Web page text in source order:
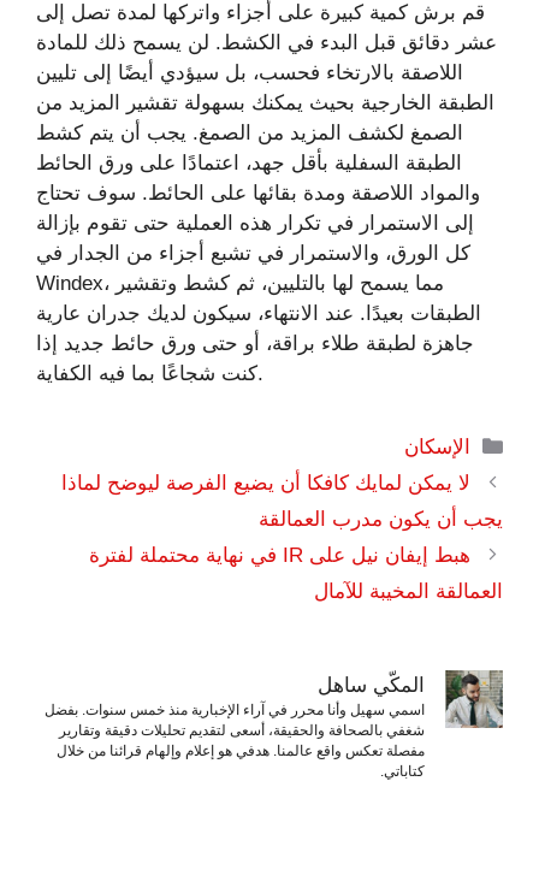
قم برش كمية كبيرة على أجزاء واتركها لمدة تصل إلى
عشر دقائق قبل البدء في الكشط. لن يسمح ذلك للمادة
اللاصقة بالارتخاء فحسب، بل سيؤدي أيضًا إلى تليين
الطبقة الخارجية بحيث يمكنك بسهولة تقشير المزيد من
الصمغ لكشف المزيد من الصمغ. يجب أن يتم كشط
الطبقة السفلية بأقل جهد، اعتمادًا على ورق الحائط
والمواد اللاصقة ومدة بقائها على الحائط. سوف تحتاج
إلى الاستمرار في تكرار هذه العملية حتى تقوم بإزالة
كل الورق، والاستمرار في تشبع أجزاء من الجدار في
Windex، مما يسمح لها بالتليين، ثم كشط وتقشير
الطبقات بعيدًا. عند الانتهاء، سيكون لديك جدران عارية
جاهزة لطبقة طلاء براقة، أو حتى ورق حائط جديد إذا
كنت شجاعًا بما فيه الكفاية.
التصنيفات
الإسكان
لا يمكن لمايك كافكا أن يضيع الفرصة ليوضح لماذا
يجب أن يكون مدرب العمالقة
هبط إيفان نيل على IR في نهاية محتملة لفترة
العمالقة المخيبة للآمال
المكّي ساهل
اسمي سهيل وأنا محرر في آراء الإخبارية منذ خمس سنوات. بفضل
شغفي بالصحافة والحقيقة، أسعى لتقديم تحليلات دقيقة وتقارير
مفصلة تعكس واقع عالمنا. هدفي هو إعلام وإلهام قرائنا من خلال
كتاباتي.